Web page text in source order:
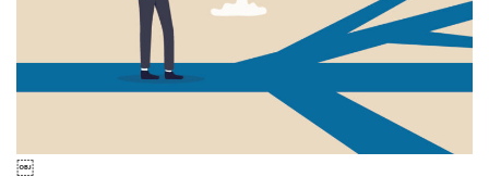
￼